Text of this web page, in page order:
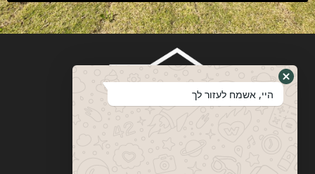
היי, אשמח לעזור לך